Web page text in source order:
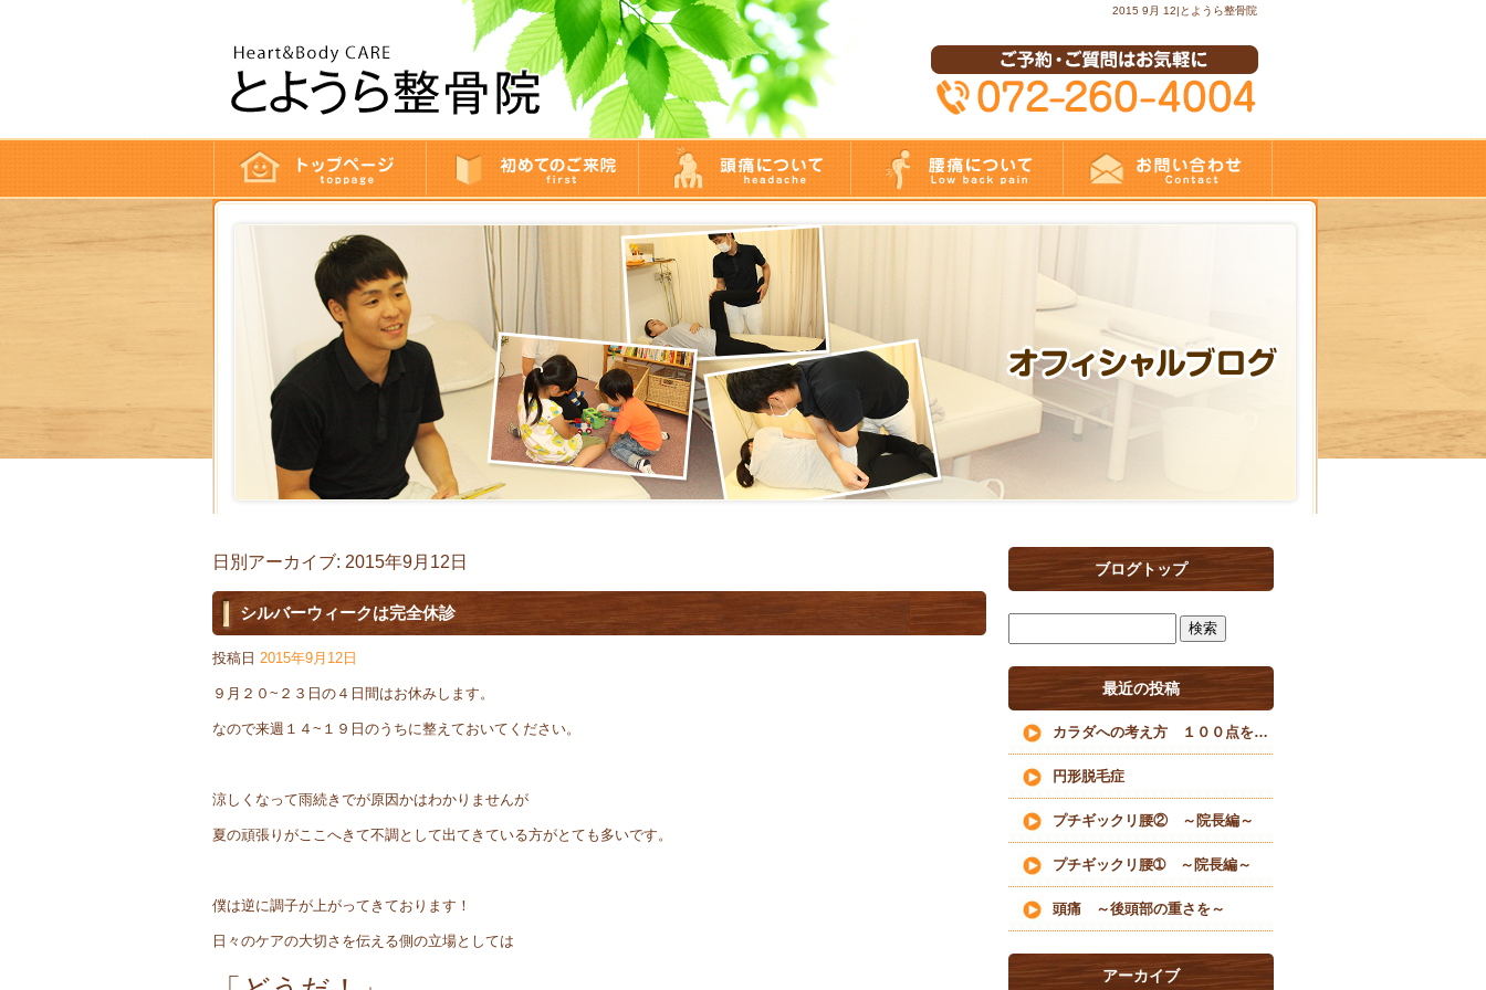
2015 9月 12|とようら整骨院
日別アーカイブ: 2015年9月12日
シルバーウィークは完全休診
投稿日 2015年9月12日
９月２０~２３日の４日間はお休みします。
なので来週１４~１９日のうちに整えておいてください。
涼しくなって雨続きでが原因かはわかりませんが
夏の頑張りがここへきて不調として出てきている方がとても多いです。
僕は逆に調子が上がってきております！
日々のケアの大切さを伝える側の立場としては
ブログトップ
最近の投稿
カラダへの考え方 １００点を目指すな
円形脱毛症
プチギックリ腰② ～院長編～
プチギックリ腰➀ ～院長編～
頭痛 ～後頭部の重さを～
アーカイブ